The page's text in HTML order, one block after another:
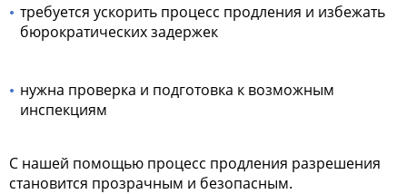
требуется ускорить процесс продления и избежать
бюрократических задержек
нужна проверка и подготовка к возможным
инспекциям
С нашей помощью процесс продления разрешения
становится прозрачным и безопасным.